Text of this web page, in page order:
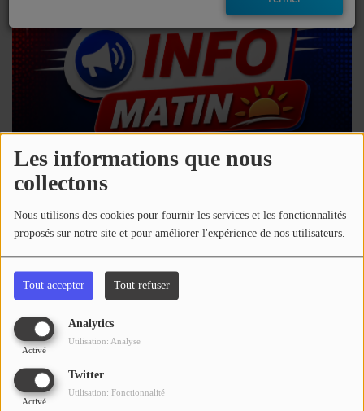
Les informations que nous
collectons
Nous utilisons des cookies pour fournir les services et les fonctionnalités
proposés sur notre site et pour améliorer l'expérience de nos utilisateurs.
Tout accepter Tout refuser
Analytics
Activé
Utilisation: Analyse
Twitter
Activé
Utilisation: Fonctionnalité
EMISSIONS
TITRES DIFFUSÉS
FRÉQUENCES
EVÈNEMENTS
LES JEUX
JEUX CONCOURS
CONTACTEZ-NOUS
RÉGIE PUBLICTIAIRE
06 août 2026 - 07:00
Toute l'info du Sud Ouest.
Commentaires(1)